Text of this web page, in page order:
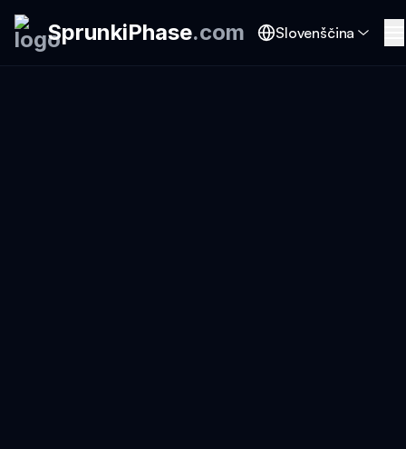
SprunkiPhase.com Slovenščina